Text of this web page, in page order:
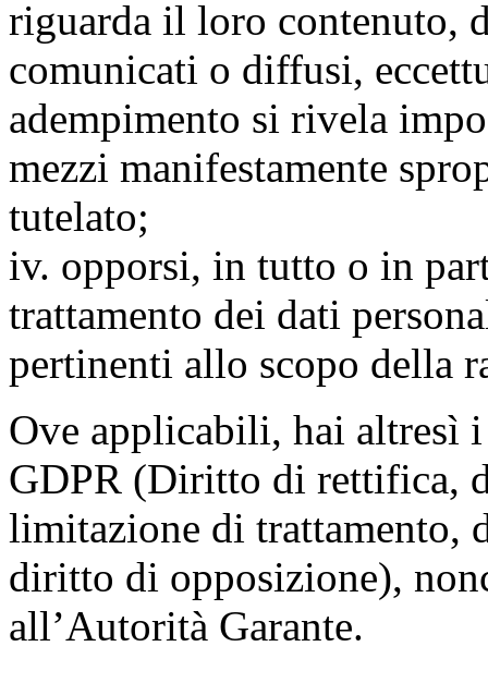
riguarda il loro contenuto,
comunicati o diffusi,
adempimento si rivela
mezzi manifestamente
tutelato;
iv. opporsi, in tutto o in
trattamento dei dati
pertinenti allo scopo della
Ove applicabili, hai
GDPR (Diritto di rettifica,
limitazione di trattamento,
diritto di opposizione),
all’Autorità Garante.